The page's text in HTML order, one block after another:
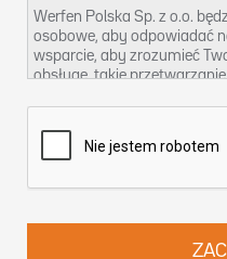
Werfen Polska Sp. z o.o.
osobowe, aby odpowiadać
wsparcie, aby zrozumieć
obsługę, takie
sposobu korzystania ze
Polityce prywatności